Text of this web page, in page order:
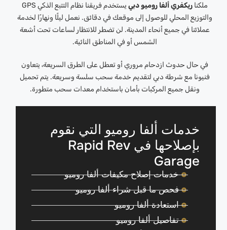
ملكناريكفري ألفا روميو دبي
يستخدم فريقنا نظام التتبع الذكي GPS
والتوزيع المحلي للوصول إلى موقعك في دقائق. نعمل ليلًا ونهارًا لخدمة
عملائنا في جميع أنحاء المدينة. لن تضطر للانتظار لساعات تحت أشعة
الشمس أو في المناطق النائية.
في حال حدوث ازدحام مروري أو تعطل على الطرق السريعة، يتعاون
فنيونا مع شرطة دبي لتقديم خدمة سحب سلسة وسريعة. يتم تحميل
ونقل جميع المركبات بأمان باستخدام معدات سحب متطورة.
خدمات ألفا روميو التي نقوم
بإصلاحها في Rapid Rev
Garage
خدمات إصلاح مكيفات ألفا روميو
فحص ما قبل شراء ألفا روميو
استعادة ألفا روميو
تفاصيل ألفا روميو